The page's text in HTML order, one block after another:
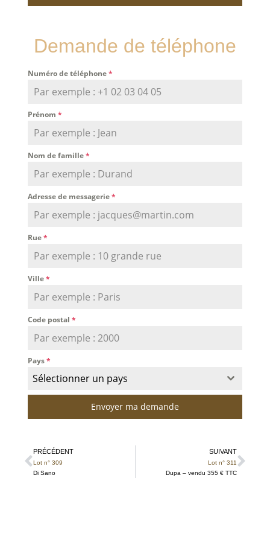
Demande de téléphone
Numéro de téléphone*
Prénom *
Nom de famille*
Adresse de messagerie*
Rue*
Ville*
Code postal *
Pays*
Sélectionner un pays
Envoyer ma demande
PRÉCÉDENT
Lot n° 309
Di Sano
SUIVANT
Lot n° 311
Dupa – vendu 355 € TTC